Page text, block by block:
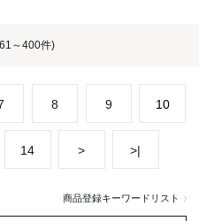
～400件)
8 9 10
14 > >|
商品登録キーワードリスト